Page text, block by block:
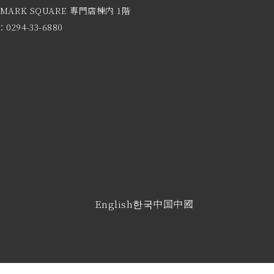
SQUARE 専門店棟内 1階
0294-33-6880
English한국中国中國